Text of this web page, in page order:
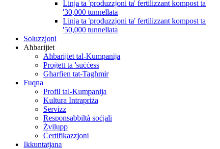
Linja ta 'produzzjoni ta' fertilizzant kompost ta
'30,000 tunnellata
Linja ta 'produzzjoni ta' fertilizzant kompost ta
'50,000 tunnellata
Soluzzjoni
Aħbarijiet
Aħbarijiet tal-Kumpanija
Proġett ta 'suċċess
Għarfien tat-Tagħmir
Fuqna
Profil tal-Kumpanija
Kultura Intrapriża
Servizz
Responsabbiltà soċjali
Żvilupp
Ċertifikazzjoni
Ikkuntatjana